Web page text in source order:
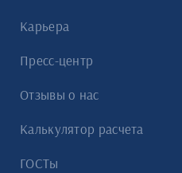
Карьера
Пресс-центр
Отзывы о нас
Калькулятор расчета
ГОСТы